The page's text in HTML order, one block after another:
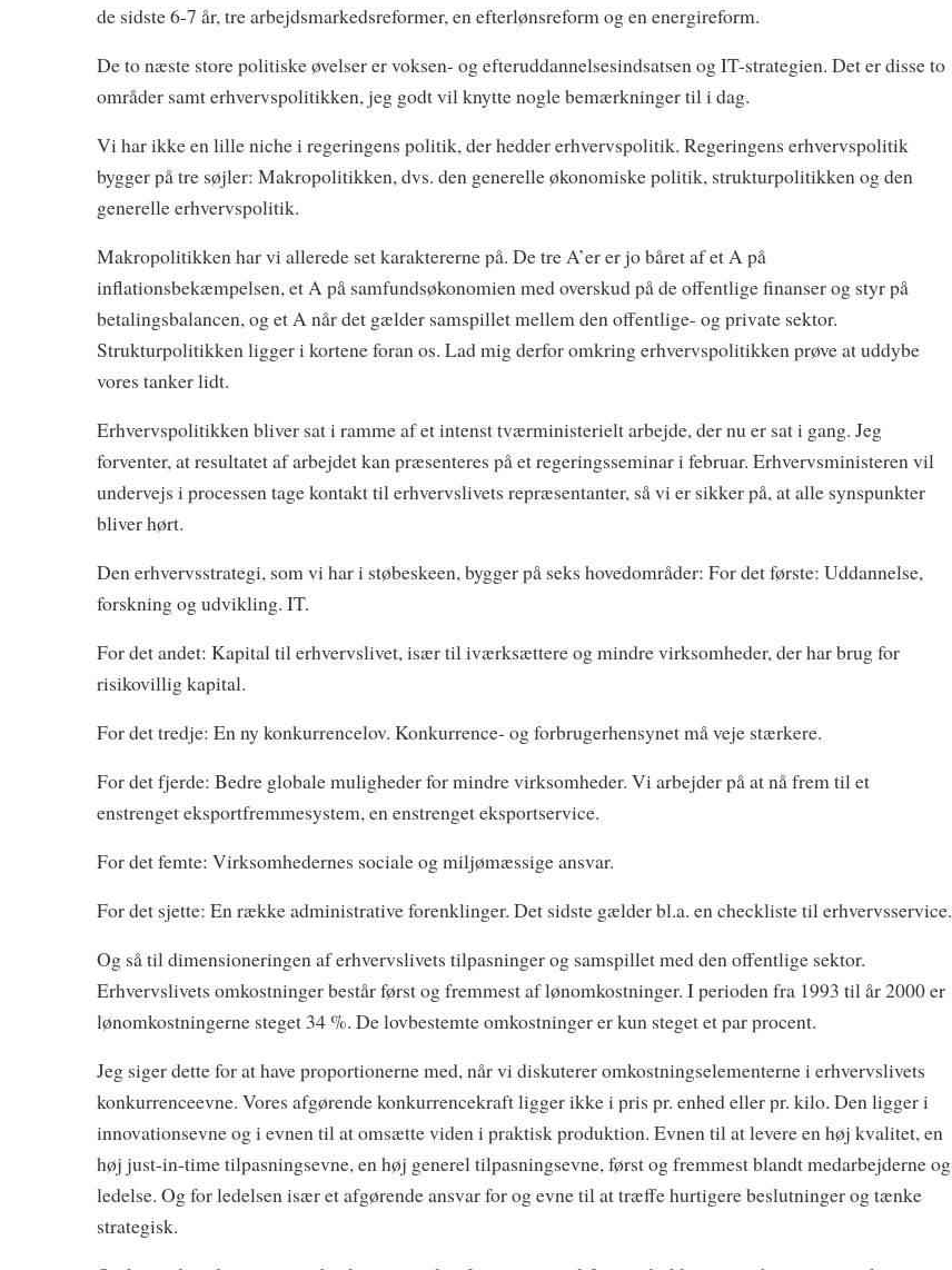
de sidste 6-7 år, tre arbejdsmarkedsreformer, en efterlønsreform og en energireform.
De to næste store politiske øvelser er voksen- og efteruddannelsesindsatsen og IT-strategien. Det er disse to
områder samt erhvervspolitikken, jeg godt vil knytte nogle bemærkninger til i dag.
Vi har ikke en lille niche i regeringens politik, der hedder erhvervspolitik. Regeringens erhvervspolitik
bygger på tre søjler: Makropolitikken, dvs. den generelle økonomiske politik, strukturpolitikken og den
generelle erhvervspolitik.
Makropolitikken har vi allerede set karaktererne på. De tre A’er er jo båret af et A på
inflationsbekæmpelsen, et A på samfundsøkonomien med overskud på de offentlige finanser og styr på
betalingsbalancen, og et A når det gælder samspillet mellem den offentlige- og private sektor.
Strukturpolitikken ligger i kortene foran os. Lad mig derfor omkring erhvervspolitikken prøve at uddybe
vores tanker lidt.
Erhvervspolitikken bliver sat i ramme af et intenst tværministerielt arbejde, der nu er sat i gang. Jeg
forventer, at resultatet af arbejdet kan præsenteres på et regeringsseminar i februar. Erhvervsministeren vil
undervejs i processen tage kontakt til erhvervslivets repræsentanter, så vi er sikker på, at alle synspunkter
bliver hørt.
Den erhvervsstrategi, som vi har i støbeskeen, bygger på seks hovedområder: For det første: Uddannelse,
forskning og udvikling. IT.
For det andet: Kapital til erhvervslivet, især til iværksættere og mindre virksomheder, der har brug for
risikovillig kapital.
For det tredje: En ny konkurrencelov. Konkurrence- og forbrugerhensynet må veje stærkere.
For det fjerde: Bedre globale muligheder for mindre virksomheder. Vi arbejder på at nå frem til et
enstrenget eksportfremmesystem, en enstrenget eksportservice.
For det femte: Virksomhedernes sociale og miljømæssige ansvar.
For det sjette: En række administrative forenklinger. Det sidste gælder bl.a. en checkliste til erhvervsservice.
Og så til dimensioneringen af erhvervslivets tilpasninger og samspillet med den offentlige sektor.
Erhvervslivets omkostninger består først og fremmest af lønomkostninger. I perioden fra 1993 til år 2000 er
lønomkostningerne steget 34 %. De lovbestemte omkostninger er kun steget et par procent.
Jeg siger dette for at have proportionerne med, når vi diskuterer omkostningselementerne i erhvervslivets
konkurrenceevne. Vores afgørende konkurrencekraft ligger ikke i pris pr. enhed eller pr. kilo. Den ligger i
innovationsevne og i evnen til at omsætte viden i praktisk produktion. Evnen til at levere en høj kvalitet, en
høj just-in-time tilpasningsevne, en høj generel tilpasningsevne, først og fremmest blandt medarbejderne og
ledelse. Og for ledelsen især et afgørende ansvar for og evne til at træffe hurtigere beslutninger og tænke
strategisk.